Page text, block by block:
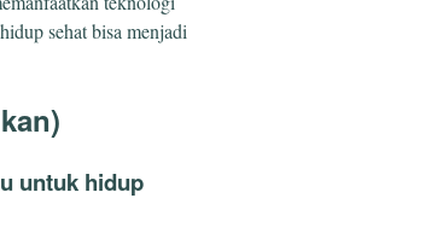
sehat bisa menjadi
untuk hidup